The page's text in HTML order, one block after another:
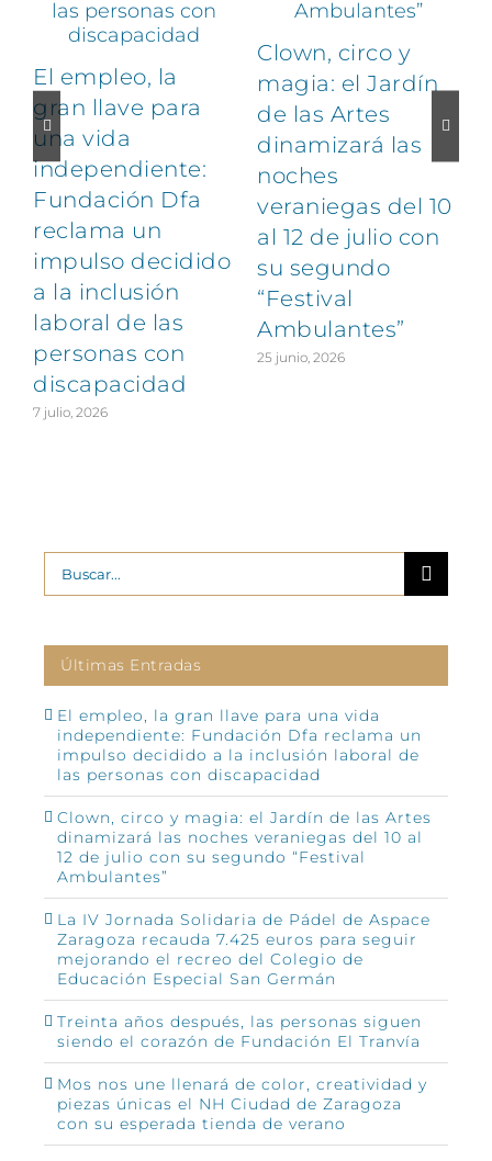
El empleo, la
gran llave para
una vida
independiente:
Fundación Dfa
reclama un
impulso decidido
a la inclusión
laboral de las
personas con
discapacidad
7 julio, 2026
Clown, circo y
magia: el Jardín
de las Artes
dinamizará las
noches
veraniegas del 10
al 12 de julio con
su segundo
“Festival
Ambulantes”
25 junio, 2026
Buscar:
Últimas Entradas
El empleo, la gran llave para una vida
independiente: Fundación Dfa reclama un
impulso decidido a la inclusión laboral de
las personas con discapacidad
Clown, circo y magia: el Jardín de las Artes
dinamizará las noches veraniegas del 10 al
12 de julio con su segundo “Festival
Ambulantes”
La IV Jornada Solidaria de Pádel de Aspace
Zaragoza recauda 7.425 euros para seguir
mejorando el recreo del Colegio de
Educación Especial San Germán
Treinta años después, las personas siguen
siendo el corazón de Fundación El Tranvía
Mos nos une llenará de color, creatividad y
piezas únicas el NH Ciudad de Zaragoza
con su esperada tienda de verano